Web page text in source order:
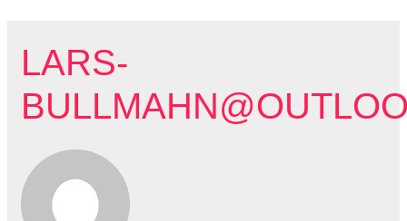
springen
LARS-